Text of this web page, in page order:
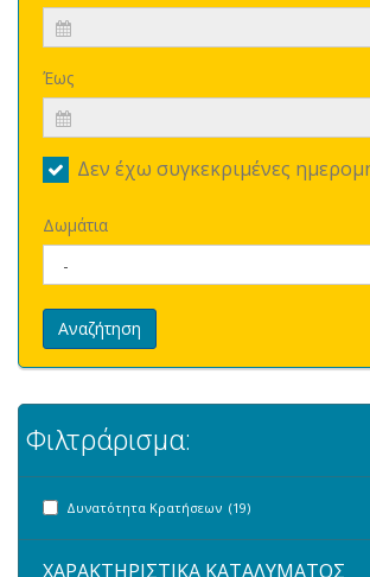
Έως
Δεν έχω συγκεκριμένες
Δωμάτια
Αναζήτηση
Φιλτράρισμα:
Δυνατότητα Κρατήσεων (19)
ΧΑΡΑΚΤΗΡΙΣΤΙΚΑ ΚΑΤΑΛΥΜΑΤΟΣ